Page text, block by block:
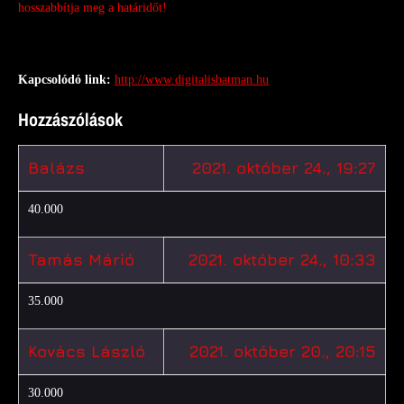
hosszabbítja meg a határidőt!
Kapcsolódó link: http://www.digitalisbatman.hu
Hozzászólások
Balázs 2021. október 24., 19:27
40.000
Tamás Márió 2021. október 24., 10:33
35.000
Kovács László 2021. október 20., 20:15
30.000